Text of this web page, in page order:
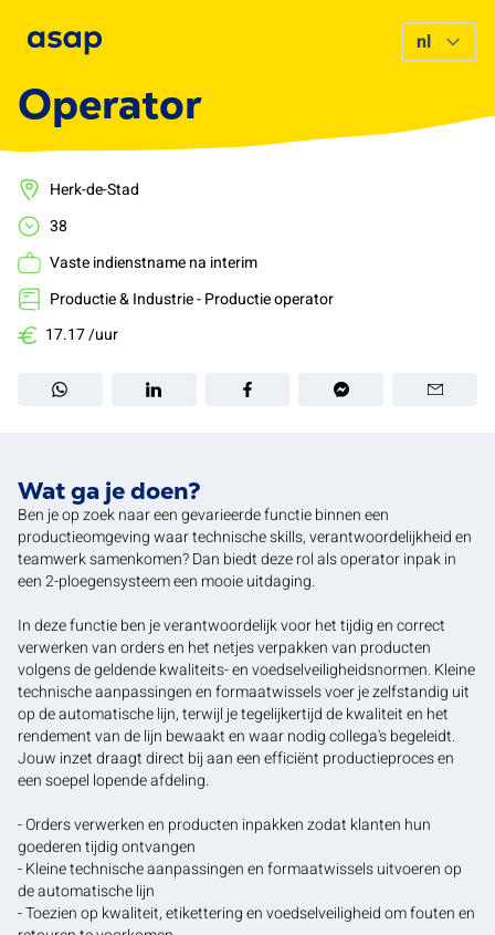
Operator
Herk-de-Stad
38
Vaste indienstname na interim
Productie & Industrie - Productie operator
17.17 /uur
Wat ga je doen?
Ben je op zoek naar een gevarieerde functie binnen een
productieomgeving waar technische skills, verantwoordelijkheid en
teamwerk samenkomen? Dan biedt deze rol als operator inpak in
een 2-ploegensysteem een mooie uitdaging.
In deze functie ben je verantwoordelijk voor het tijdig en correct
verwerken van orders en het netjes verpakken van producten
volgens de geldende kwaliteits- en voedselveiligheidsnormen. Kleine
technische aanpassingen en formaatwissels voer je zelfstandig uit
op de automatische lijn, terwijl je tegelijkertijd de kwaliteit en het
rendement van de lijn bewaakt en waar nodig collega's begeleidt.
Jouw inzet draagt direct bij aan een efficiënt productieproces en
een soepel lopende afdeling.
- Orders verwerken en producten inpakken zodat klanten hun
goederen tijdig ontvangen
- Kleine technische aanpassingen en formaatwissels uitvoeren op
de automatische lijn
- Toezien op kwaliteit, etikettering en voedselveiligheid om fouten en